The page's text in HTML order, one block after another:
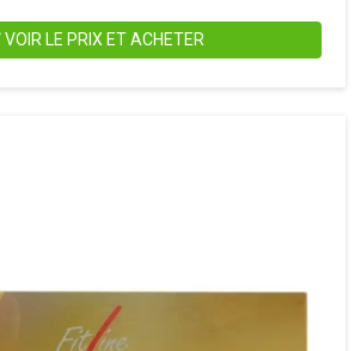
VOIR LE PRIX ET ACHETER